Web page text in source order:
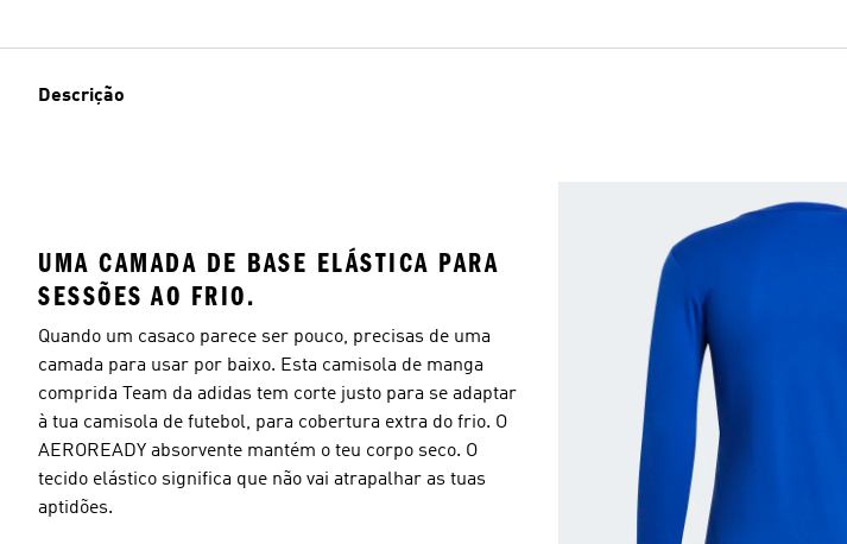
Descrição
UMA CAMADA DE BASE ELÁSTICA PARA
SESSÕES AO FRIO.
Quando um casaco parece ser pouco, precisas de uma
camada para usar por baixo. Esta camisola de manga
comprida Team da adidas tem corte justo para se adaptar
à tua camisola de futebol, para cobertura extra do frio. O
AEROREADY absorvente mantém o teu corpo seco. O
tecido elástico significa que não vai atrapalhar as tuas
aptidões.